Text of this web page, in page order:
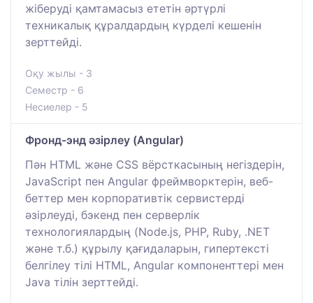
жіберуді қамтамасыз ететін әртүрлі
техникалық құралдардың күрделі кешенін
зерттейді.
Оқу жылы - 3
Семестр - 6
Несиелер - 5
Фронд-энд әзірлеу (Angular)
Пән HTML және CSS вёрсткасының негіздерін,
JavaScript пен Angular фреймворктерін, веб-
беттер мен корпоративтік сервистерді
әзірлеуді, бэкенд пен серверлік
технологиялардың (Node.js, PHP, Ruby, .NET
және т.б.) құрылу қағидаларын, гипертексті
белгілеу тілі HTML, Angular компоненттері мен
Java тілін зерттейді.